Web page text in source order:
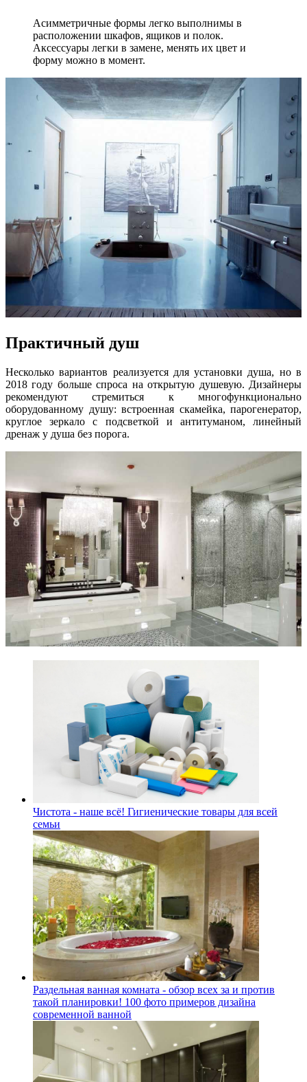
Асимметричные формы легко выполнимы в
расположении шкафов, ящиков и полок.
Аксессуары легки в замене, менять их цвет и
форму можно в момент.
Практичный душ
Несколько вариантов реализуется для установки душа, но в
2018 году больше спроса на открытую душевую. Дизайнеры
рекомендуют стремиться к многофункционально
оборудованному душу: встроенная скамейка, парогенератор,
круглое зеркало с подсветкой и антитуманом, линейный
дренаж у душа без порога.
Чистота - наше всё! Гигиенические товары для всей
семьи
Раздельная ванная комната - обзор всех за и против
такой планировки! 100 фото примеров дизайна
современной ванной